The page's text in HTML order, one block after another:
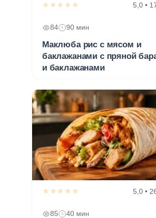
★★★★★ 5,0 •
84 90 мин
Маклюба рис с мясом и
баклажанами с пряной
и баклажанами
★★★★★ 5,0 •
85 40 мин